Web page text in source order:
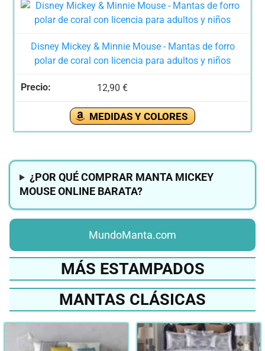
Disney Mickey & Minnie Mouse - Mantas de forro
polar de coral con licencia para adultos y niños
12,90 €
MEDIDAS Y COLORES
¿POR QUÉ COMPRAR MANTA MICKEY
MOUSE ONLINE BARATA?
MundoManta.com
MÁS ESTAMPADOS
MANTAS CLÁSICAS